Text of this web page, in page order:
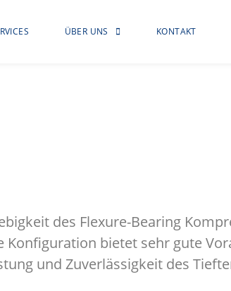
ÜBER UNS KONTAKT
des Flexure-Bearing
bietet sehr gute
und Zuverlässigkeit des